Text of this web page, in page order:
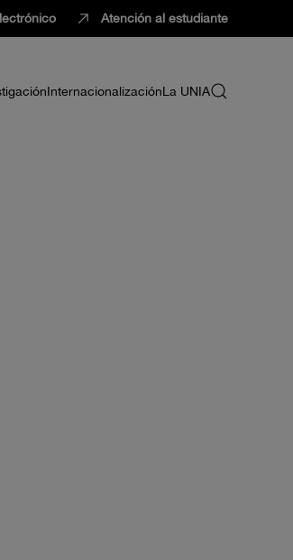
Atención al estudiante
InternacionalizaciónLa UNIA